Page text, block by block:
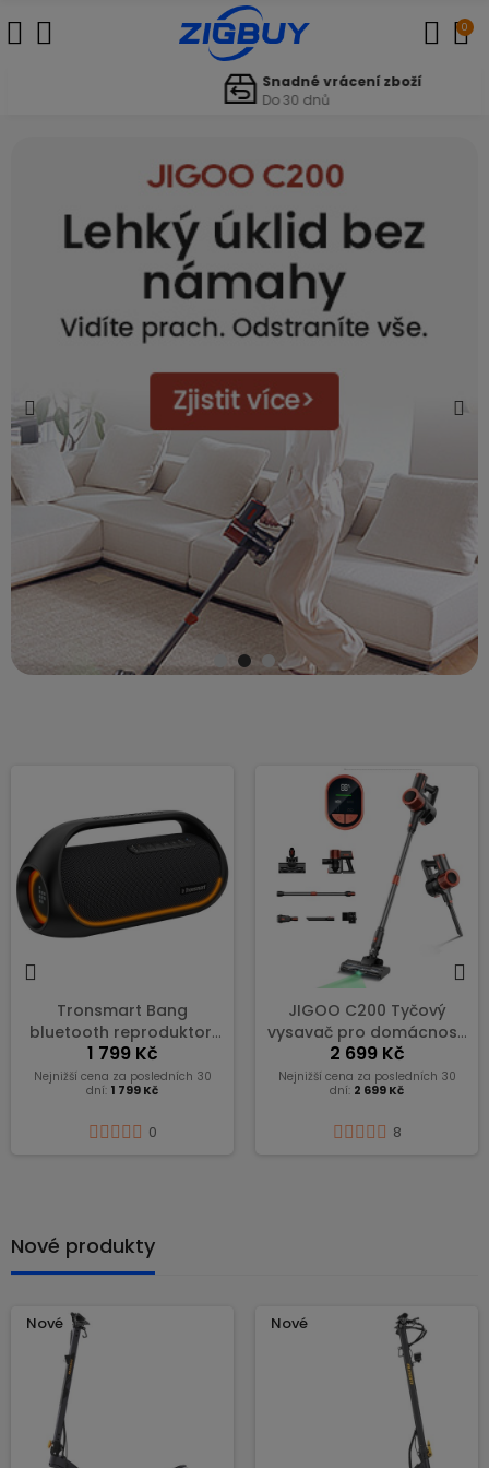
0
Snadné vrácení zboží
Do 30 dnů
C200 Tyčový
pro domácnosti
23 kPa, lehký
min provozu
za posledních 30
WYBOT A1
Akumulátorový
bazénový vysavač,
dvouvrstvá filtrace,
výdrž 120 min – Černý
Nejnižší cena za posledních 30
Nejnižší
Nové produkty
Nové Nové